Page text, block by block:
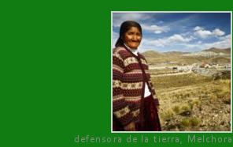
defensora de la tierra,